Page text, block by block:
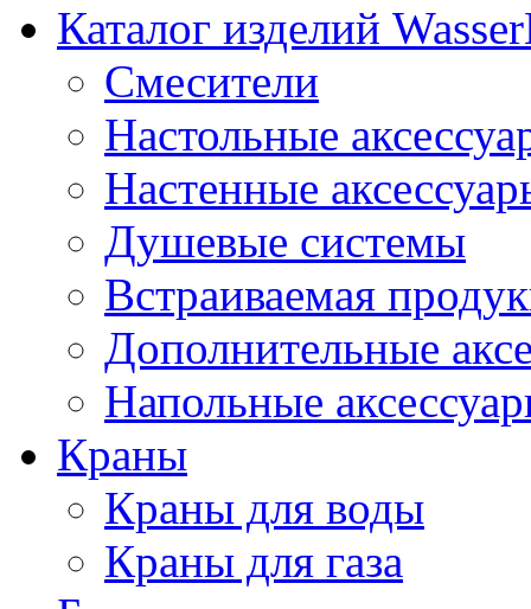
Каталог изделий
Смесители
Настольные
Настенные
Душевые системы
Встраиваемая
Дополнительные
Напольные
Краны
Краны для воды
Краны для газа